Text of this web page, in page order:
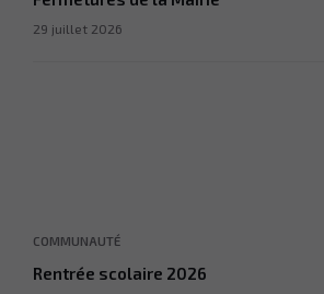
29 juillet 2026
COMMUNAUTÉ
Rentrée scolaire 2026